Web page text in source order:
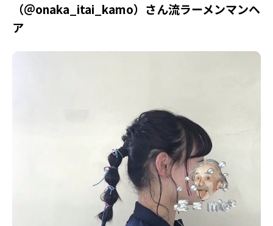
（＠onaka_itai_kamo）さん流ラーメンマンヘ
ア